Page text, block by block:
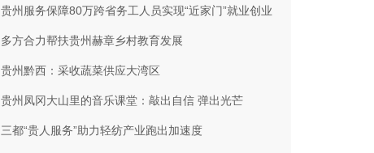
贵州服务保障80万跨省务工人员实现“近家门”就业创业
多方合力帮扶贵州赫章乡村教育发展
贵州黔西：采收蔬菜供应大湾区
贵州凤冈大山里的音乐课堂：敲出自信 弹出光芒
三都“贵人服务”助力轻纺产业跑出加速度